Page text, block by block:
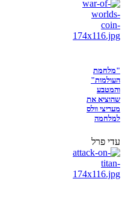
"מלחמת
העולמות"
והמטבע
שהוציא את
מעריצי וולס
למלחמה
עדי פרל